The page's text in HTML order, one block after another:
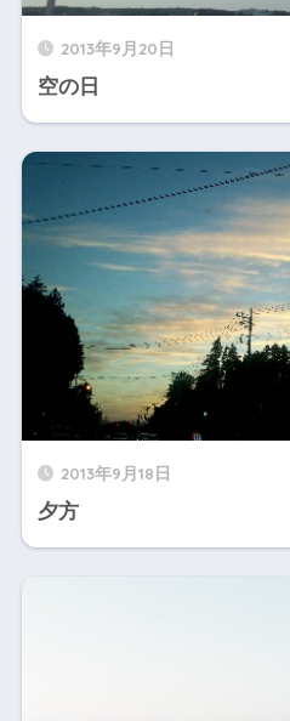
2013年9月20日
空の日
2013年9月18日
夕方